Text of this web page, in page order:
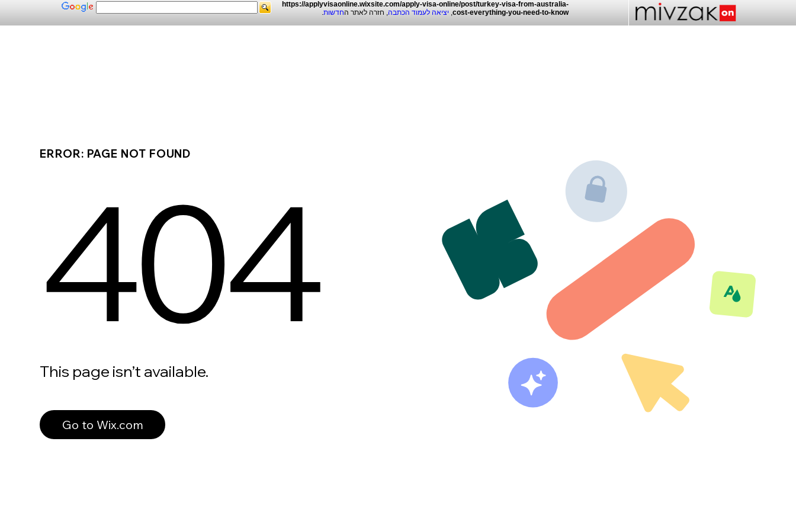
https://applyvisaonline.wixsite.com/apply-visa-online/post/turkey-visa-from-australia-
cost-everything-you-need-to-know
, יציאה לעמוד הכתבה, חזרה לאתר החדשות.